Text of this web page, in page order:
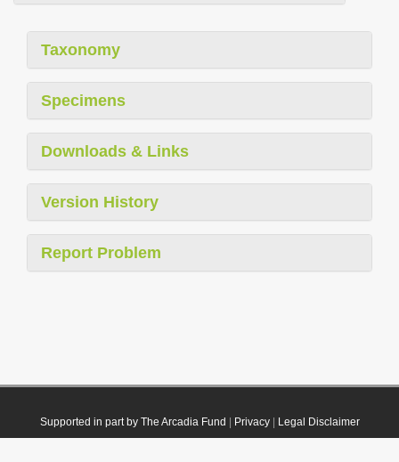
Taxonomy
Specimens
Downloads & Links
Version History
Report Problem
Supported in part by The Arcadia Fund Privacy| Legal Disclaimer